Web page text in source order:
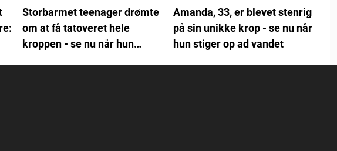
Storbarmet teenager drømte
om at få tatoveret hele
kroppen - se nu når hun
Amanda, 33, er blevet stenrig
på sin unikke krop - se nu når
hun stiger op ad vandet